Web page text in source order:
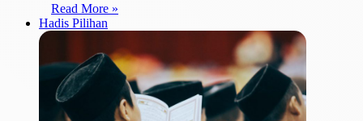
Read More »
Hadis Pilihan